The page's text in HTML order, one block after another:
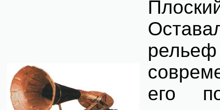
его